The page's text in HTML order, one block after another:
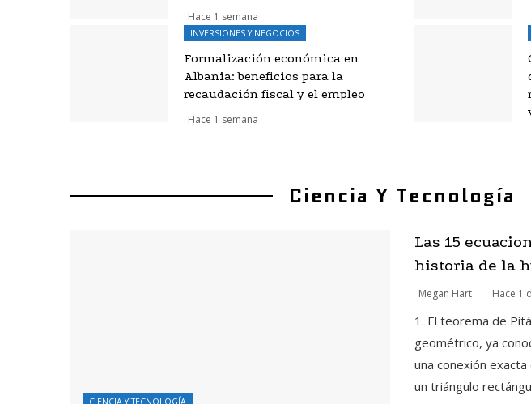
Hace 1 semana
INVERSIONES Y NEGOCIOS
Formalización económica en
Albania: beneficios para la
recaudación fiscal y el empleo
Hace 1 semana
Ciencia Y Tecnología
CIENCIA Y TECNOLOGÍA
Las 15
historia de la
Megan Hart Hace 1
1. El teorema de
geométrico, ya
una conexión
un triángulo